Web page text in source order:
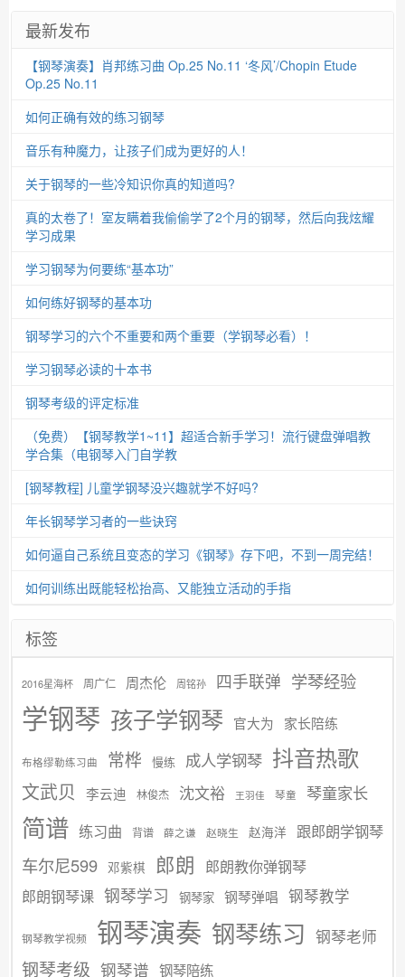
最新发布
【钢琴演奏】肖邦练习曲 Op.25 No.11 ‘冬风’/Chopin Etude
Op.25 No.11
如何正确有效的练习钢琴
音乐有种魔力，让孩子们成为更好的人！
关于钢琴的一些冷知识你真的知道吗?
真的太卷了！室友瞒着我偷偷学了2个月的钢琴，然后向我炫耀
学习成果
学习钢琴为何要练“基本功”
如何练好钢琴的基本功
钢琴学习的六个不重要和两个重要（学钢琴必看）！
学习钢琴必读的十本书
钢琴考级的评定标准
（免费）【钢琴教学1~11】超适合新手学习！流行键盘弹唱教
学合集（电钢琴入门自学教
[钢琴教程] 儿童学钢琴没兴趣就学不好吗?
年长钢琴学习者的一些诀窍
如何逼自己系统且变态的学习《钢琴》存下吧，不到一周完结！
如何训练出既能轻松抬高、又能独立活动的手指
标签
2016星海杯 周广仁 周杰伦 周铭孙 四手联弹 学琴经验
学钢琴 孩子学钢琴 官大为 家长陪练
布格缪勒练习曲 常桦 慢练 成人学钢琴 抖音热歌
文武贝 李云迪 林俊杰 沈文裕 王羽佳 琴童 琴童家长
简谱 练习曲 背谱 薛之谦 赵晓生 赵海洋 跟郎朗学钢琴
车尔尼599 邓紫棋 郎朗 郎朗教你弹钢琴
郎朗钢琴课 钢琴学习 钢琴家 钢琴弹唱 钢琴教学
钢琴教学视频 钢琴演奏 钢琴练习 钢琴老师
钢琴考级 钢琴谱 钢琴陪练